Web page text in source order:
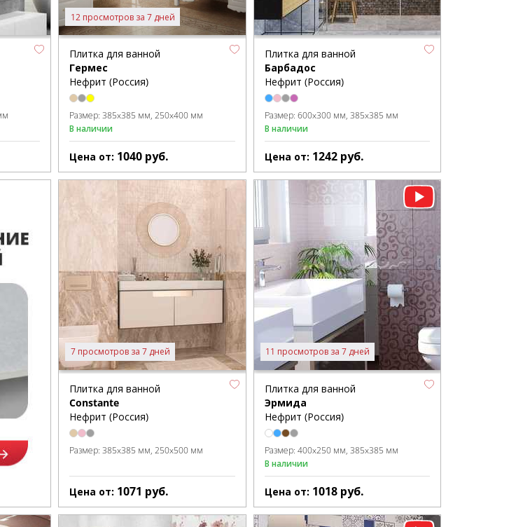
12 просмотров за 7 дней
Плитка для ванной
Гермес
Нефрит (Россия)
Размер:385x385 мм 250x400 мм
В наличии
Цена от: 1040 руб.
Плитка для ванной
Барбадос
Нефрит (Россия)
Размер: 600x300 мм 385x385 мм
В наличии
Цена от: 1242 руб.
7 просмотров за 7 дней
Плитка для ванной
Constante
Нефрит (Россия)
Размер:385x385 мм 250x500 мм
Цена от: 1071 руб.
11 просмотров за 7 дней
Плитка для ванной
Эрмида
Нефрит (Россия)
Размер: 400x250 мм 385x385 мм
В наличии
Цена от: 1018 руб.